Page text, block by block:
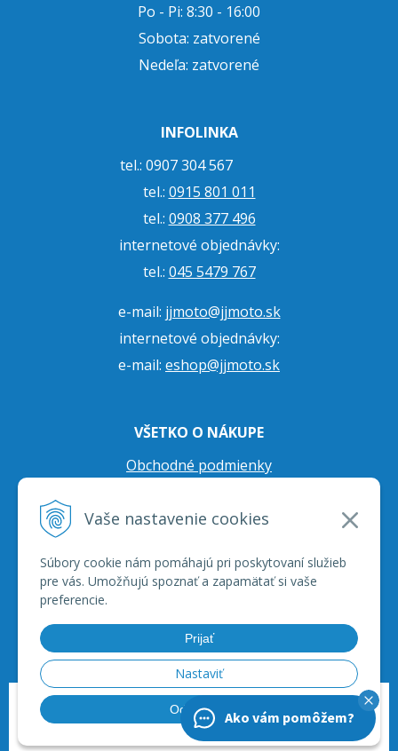
Vaše nastavenie cookies
Súbory cookie nám pomáhajú pri poskytovaní služieb
pre vás. Umožňujú spoznať a zapamätať si vaše
preferencie.
Prijať
Nastaviť
Odmietnuť
Po - Pi: 8:30 - 16:00
Sobota: zatvorené
Nedeľa: zatvorené
INFOLINKA
tel.: 0907 304 567
tel.: 0915 801 011
tel.: 0908 377 496
internetové objednávky:
tel.: 045 5479 767
e-mail: jjmoto@jjmoto.sk
internetové objednávky:
e-mail: eshop@jjmoto.sk
VŠETKO O NÁKUPE
Obchodné podmienky
Prepravné podmienky
© 2026 JJ Moto - skútre, štvorkolky, moto príslušenstvo, ich servis. •
tvorba
webhosting
Ako vám pomôžem?